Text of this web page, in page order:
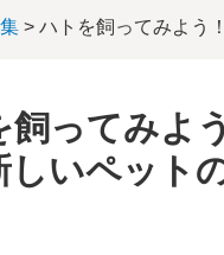
> ハトを飼ってみよう
飼ってみよ
しいペット